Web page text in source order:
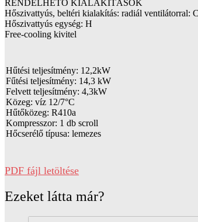
RENDELHETŐ KIALAKÍTÁSOK
Hőszivattyús, beltéri kialakítás: radiál ventilátorral:
Hőszivattyús egység: H
Free-cooling kivitel
Hűtési teljesítmény: 12,2kW
Fűtési teljesítmény: 14,3 kW
Felvett teljesítmény: 4,3kW
Közeg: víz 12/7°C
Hűtőközeg: R410a
Kompresszor: 1 db scroll
Hőcserélő típusa: lemezes
PDF fájl letöltése
Ezeket látta már?